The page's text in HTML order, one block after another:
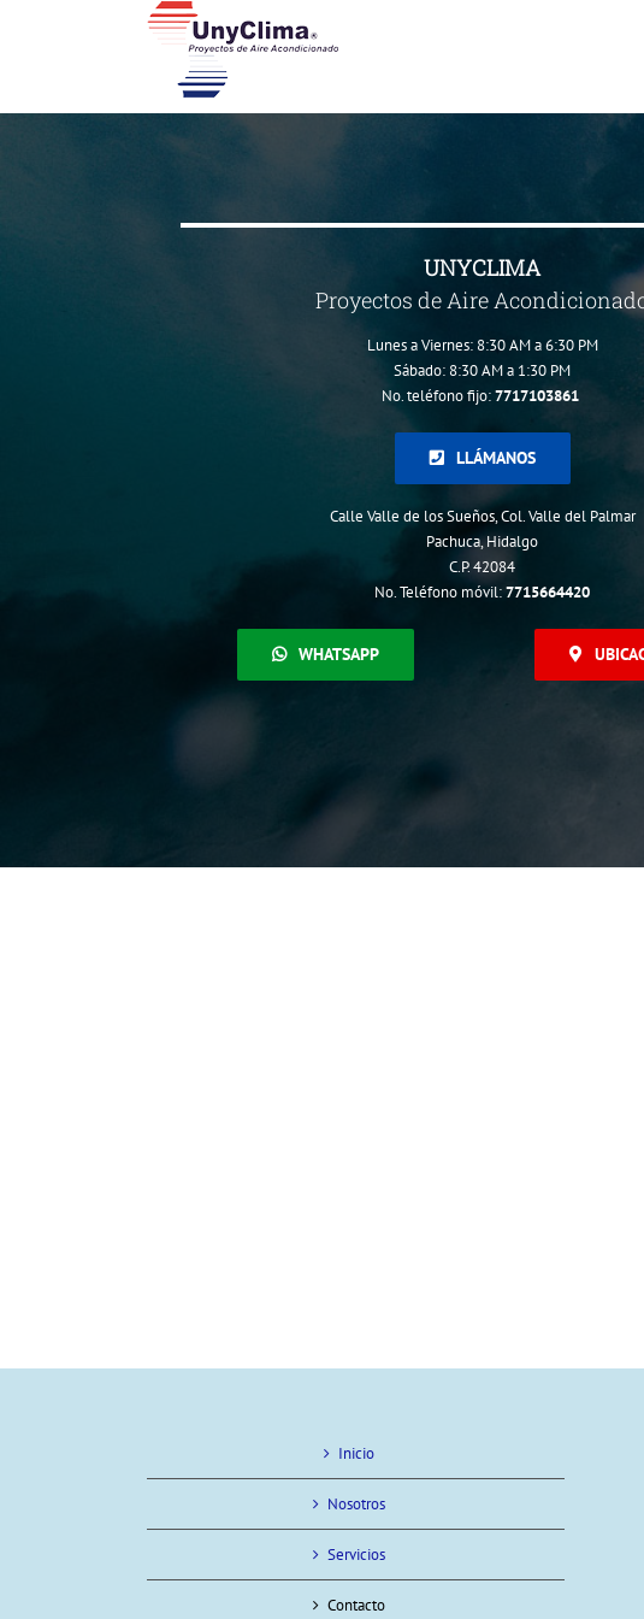
UNYCLIMA
Proyectos de Aire
Lunes a Viernes: 8:30 AM a 6:30 PM
Sábado: 8:30 AM a 1:30 PM
No. teléfono fijo:7717103861
LLÁMANOS
Calle Valle de los Sueños, Col. Valle del Palmar
Pachuca, Hidalgo
C.P. 42084
No. Teléfono móvil:7715664420
WHATSAPP
Inicio
Nosotros
Servicios
Contacto